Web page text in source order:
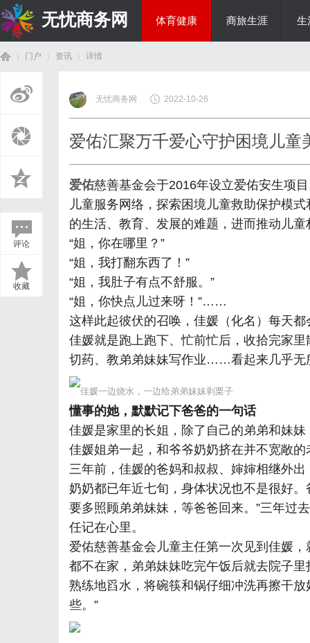
无忧商务网 体育健康 商旅生涯 生
门户 资讯
›
详情
评论
收藏
无忧商务网 2022-10-26
爱佑汇聚万千爱心守护困境儿
爱佑慈善基金会于2016年设立爱佑安生项
儿童服务网络，探索困境儿童救助保护模
的生活、教育、发展的难题，进而推动儿童
“姐，你在哪里？”
“姐，我打翻东西了！”
“姐，我肚子有点不舒服。”
“姐，你快点儿过来呀！”……
这样此起彼伏的召唤，佳媛（化名）每天
佳媛就是跑上跑下、忙前忙后，收拾完家
切药、教弟弟妹妹写作业……看起来几乎无
佳媛一边烧水，一边给弟弟妹妹剥栗子
懂事的她，默默记下爸爸的一句话
佳媛是家里的长姐，除了自己的弟弟和妹
佳媛姐弟一起，和爷爷奶奶挤在并不宽敞的
三年前，佳媛的爸妈和叔叔、婶婶相继外
奶奶都已年近七旬，身体状况也不是很好
要多照顾弟弟妹妹，等爸爸回来。”三年过
任记在心里。
爱佑慈善基金会儿童主任第一次见到佳媛
都不在家，弟弟妹妹吃完午饭后就去院子
熟练地舀水，将碗筷和锅仔细冲洗再擦干
些。”